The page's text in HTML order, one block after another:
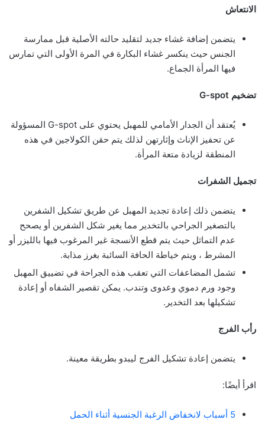
الانتعاش
يتضمن إضافة غشاء جديد لتقليد حالته الأصلية قبل ممارسة
الجنس حيث ينكسر غشاء البكارة في المرة الأولى التي تمارس
فيها المرأة الجماع.
تضخيم G-spot
يُعتقد أن الجدار الأمامي للمهبل يحتوي على G-spot المسؤولة
عن تحفيز الإناث وإثارتهن لذلك يتم حقن الكولاجين في هذه
المنطقة لزيادة متعة المرأة.
تجميل الشفرات
يتضمن ذلك إعادة تجديد المهبل عن طريق تشكيل الشفرين
بالتصغير الجراحي بالتخدير مما يغير شكل الشفرين أو يصحح
عدم التماثل حيث يتم قطع الأنسجة غير المرغوب فيها بالليزر أو
المشرط ، ويتم خياطة الحافة السائبة بغرز مذابة.
تشمل المضاعفات التي تعقب هذه الجراحة في تضييق المهبل
وجود ورم دموي وعدوى وتندب. يمكن تقصير الشفاه أو إعادة
تشكيلها بعد التخدير.
رأب الفرج
يتضمن إعادة تشكيل الفرج ليبدو بطريقة معينة.
اقرأ أيضًا:
5 أسباب لانخفاض الرغبة الجنسية أثناء الحمل